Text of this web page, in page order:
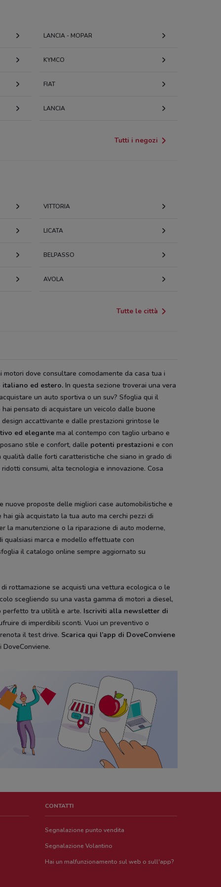
LANCIA - MOPAR
KYMCO
FIAT
LANCIA
Tutti i negozi
VITTORIA
LICATA
BELPASSO
AVOLA
Tutte le città
dove consultare comodamente da casa tua i
italiano ed estero. In questa sezione troverai una vera
un auto sportiva o un suv? Sfoglia qui il
pensato di acquistare un veicolo dalle buone
design accattivante e dalle prestazioni grintose le
ed elegante ma al contempo con taglio urbano e
stile e confort, dalle potenti prestazioni e con
dalle forti caratteristiche che siano in grado di
consumi, alta tecnologia e innovazione. Cosa
nuove proposte delle migliori case automobilistiche e
hai già acquistato la tua auto ma cerchi pezzi di
la manutenzione o la riparazione di auto moderne,
qualsiasi marca e modello effettuate con
il catalogo online sempre aggiornato su
rottamazione se acquisti una vettura ecologica o le
scegliendo su una vasta gamma di motori a diesel,
perfetto tra utilità e arte. Iscriviti alla newsletter di
di imperdibili sconti. Vuoi un preventivo o
il test drive. Scarica qui l’app di DoveConviene
CONTATTI
Segnalazione punto vendita
Segnalazione Volantino
Hai un malfunzionamento sul web o sull'app?